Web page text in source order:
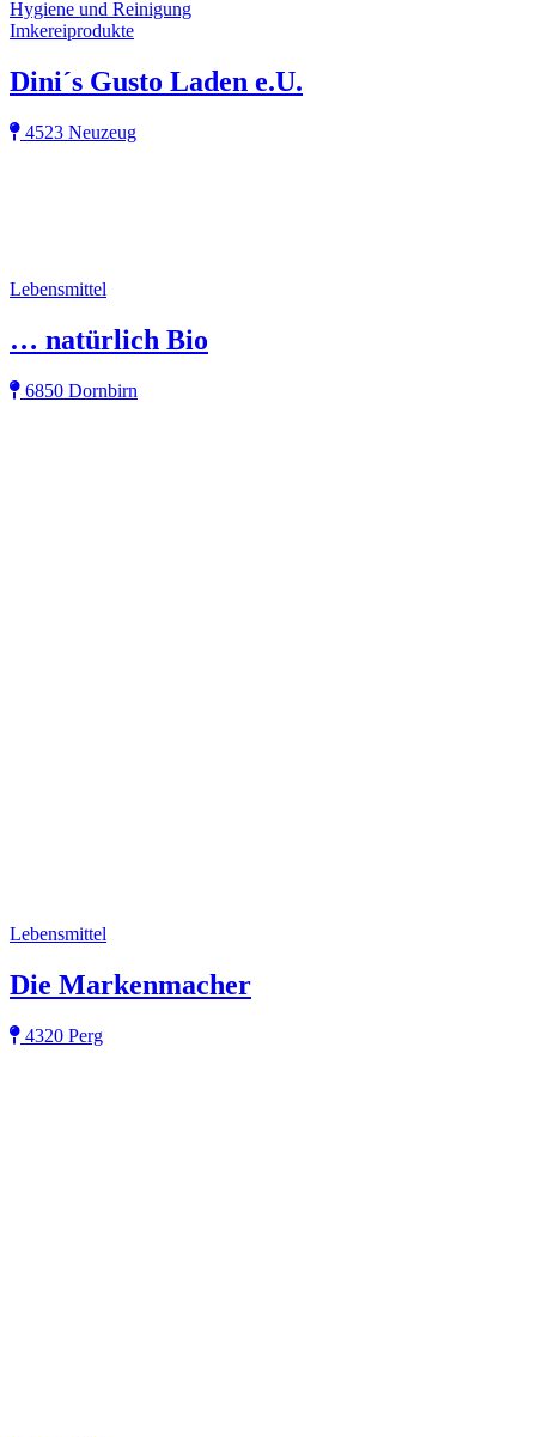
Hygiene und Reinigung
Imkereiprodukte
Dini´s Gusto Laden e.U.
4523 Neuzeug
Lebensmittel
… natürlich Bio
6850 Dornbirn
Lebensmittel
Die Markenmacher
4320 Perg